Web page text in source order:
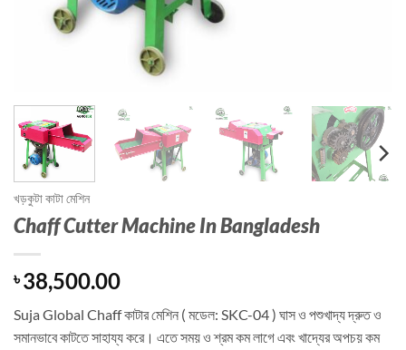
খড়কুটা কাটা মেশিন
Chaff Cutter Machine In Bangladesh
৳38,500.00
Suja Global Chaff কাটার মেশিন ( মডেল: SKC-04 ) ঘাস ও পশুখাদ্য দ্রুত ও
সমানভাবে কাটতে সাহায্য করে। এতে সময় ও শ্রম কম লাগে এবং খাদ্যের অপচয় কম